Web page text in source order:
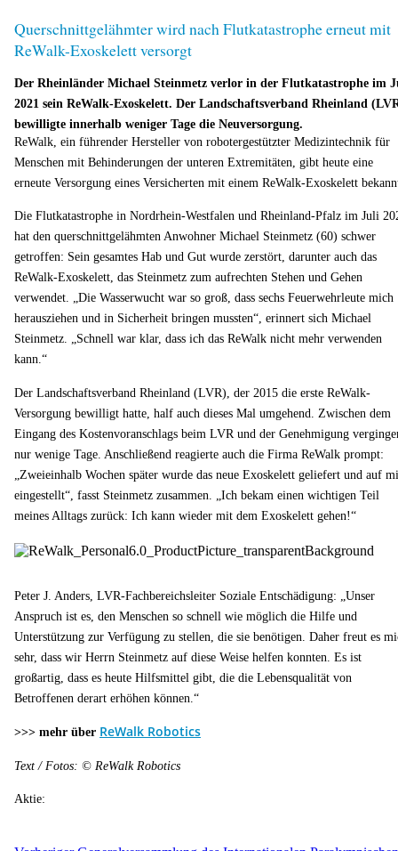
Querschnittgelähmter wird nach Flutkatastrophe erneut mit
ReWalk-Exoskelett versorgt
Der Rheinländer Michael Steinmetz verlor in der Flutkatastrophe im
2021 sein ReWalk-Exoskelett. Der Landschaftsverband Rheinland
bewilligte innerhalb weniger Tage die Neuversorgung.
ReWalk, ein führender Hersteller von robotergestützter Medizintechnik für
Menschen mit Behinderungen der unteren Extremitäten, gibt heute eine
erneute Versorgung eines Versicherten mit einem ReWalk-Exoskelett
Die Flutkatastrophe in Nordrhein-Westfalen und Rheinland-Pfalz im Juli
hat den querschnittgelähmten Anwohner Michael Steinmetz (60) schwer
getroffen: Sein gesamtes Hab und Gut wurde zerstört, darunter auch das
ReWalk-Exoskelett, das Steinmetz zum aufrechten Stehen und Gehen
verwendet. „Die Wasserwucht war so groß, dass sechs Feuerwehrleute mich
herausziehen und in Sicherheit bringen mussten“, erinnert sich Michael
Steinmetz. „Schnell war klar, dass ich das ReWalk nicht mehr verwenden
kann.“
Der Landschaftsverband Rheinland (LVR), der 2015 die erste ReWalk-
Versorgung bewilligt hatte, half auch dieses Mal umgehend. Zwischen dem
Eingang des Kostenvoranschlags beim LVR und der Genehmigung
nur wenige Tage. Anschließend reagierte auch die Firma ReWalk prompt:
„Zweieinhalb Wochen später wurde das neue Exoskelett geliefert und auf
eingestellt“, fasst Steinmetz zusammen. „Ich bekam einen wichtigen Teil
meines Alltags zurück: Ich kann wieder mit dem Exoskelett gehen!“
Peter J. Anders, LVR-Fachbereichsleiter Soziale Entschädigung: „Unser
Anspruch ist es, den Menschen so schnell wie möglich die Hilfe und
Unterstützung zur Verfügung zu stellen, die sie benötigen. Daher freut es
sehr, dass wir Herrn Steinmetz auf diese Weise helfen konnten. Es ist
großartig, dass es heute Hilfsmittel gibt, die die Lebensqualität von
Betroffenen derart erhöhen können.“
>>> mehr über ReWalk Robotics
Text / Fotos: © ReWalk Robotics
Aktie: